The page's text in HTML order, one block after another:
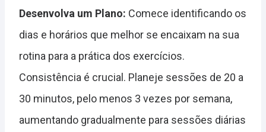
Desenvolva um Plano: Comece identificando os
dias e horários que melhor se encaixam na sua
rotina para a prática dos exercícios.
Consistência é crucial. Planeje sessões de 20 a
30 minutos, pelo menos 3 vezes por semana,
aumentando gradualmente para sessões diárias